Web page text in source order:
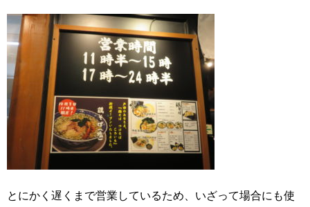
とにかく遅くまで営業しているため、いざって場合にも使